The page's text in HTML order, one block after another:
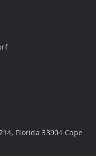
Florida 33904 Cape